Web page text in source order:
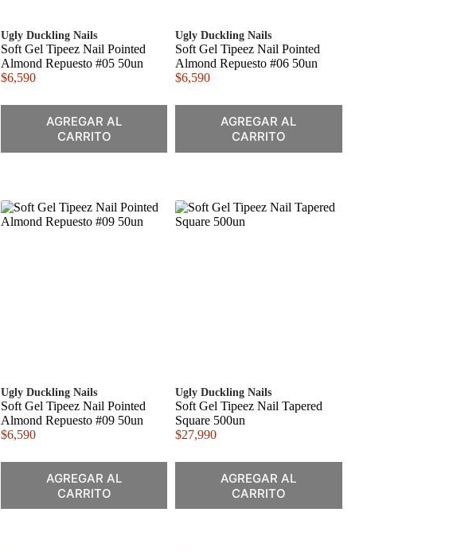
Ugly Duckling Nails
Soft Gel Tipeez Nail Pointed
Almond Repuesto #05 50un
$6,590
AGREGAR AL
CARRITO
Ugly Duckling Nails
Soft Gel Tipeez Nail Pointed
Almond Repuesto #06 50un
$6,590
AGREGAR AL
CARRITO
Ugly Duckling Nails
Soft Gel Tipeez Nail Pointed
Almond Repuesto #09 50un
$6,590
AGREGAR AL
CARRITO
Ugly Duckling Nails
Soft Gel Tipeez Nail Tapered
Square 500un
$27,990
AGREGAR AL
CARRITO